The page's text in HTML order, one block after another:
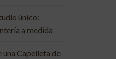
único:
a medida
una Capelleta de